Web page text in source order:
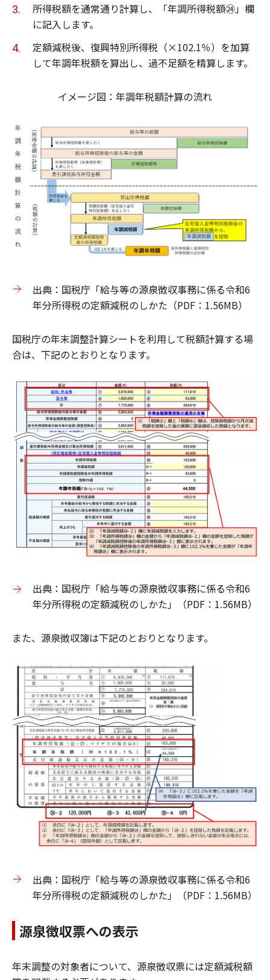
所得税額を通常通り計算し、「年調所得税額㉔」欄
に記入します。
定額減税後、復興特別所得税（×102.1％）を加算
して年調年税額を算出し、過不足額を精算します。
イメージ図：年調年税額計算の流れ
出典：国税庁「給与等の源泉徴収事務に係る令和6
年分所得税の定額減税のしかた（PDF：1.56MB）
国税庁の年末調整計算シートを利用して税額計算する場
合は、下記のとおりとなります。
出典：国税庁「給与等の源泉徴収事務に係る令和6
年分所得税の定額減税のしかた」（PDF：1.56MB）
また、源泉徴収簿は下記のとおりとなります。
出典：国税庁「給与等の源泉徴収事務に係る令和6
年分所得税の定額減税のしかた」（PDF：1.56MB）
源泉徴収票への表示
年末調整の対象者について、源泉徴収票には定額減税額